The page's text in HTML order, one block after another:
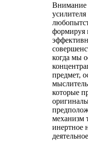
Внимание
формируя
когда мы
предмет,
которые
механизм
инертное